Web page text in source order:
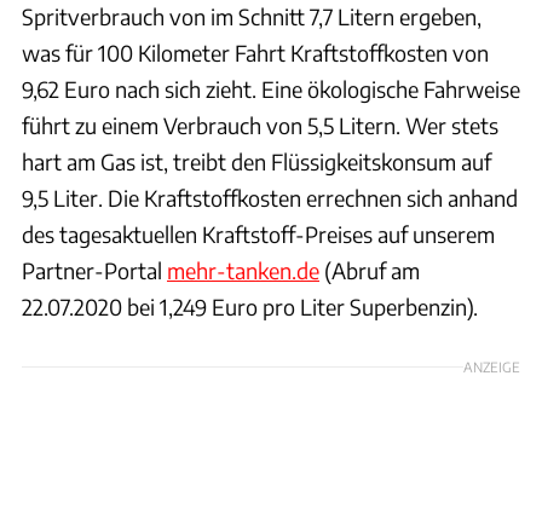
Spritverbrauch von im Schnitt 7,7 Litern ergeben,
was für 100 Kilometer Fahrt Kraftstoffkosten von
9,62 Euro nach sich zieht. Eine ökologische Fahrweise
führt zu einem Verbrauch von 5,5 Litern. Wer stets
hart am Gas ist, treibt den Flüssigkeitskonsum auf
9,5 Liter. Die Kraftstoffkosten errechnen sich anhand
des tagesaktuellen Kraftstoff-Preises auf unserem
Partner-Portal mehr-tanken.de (Abruf am
22.07.2020 bei 1,249 Euro pro Liter Superbenzin).
ANZEIGE